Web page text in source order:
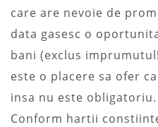
care are nevoie de
data gasesc o
bani (exclus
este o placere sa ofer
insa nu este obligatoriu.
Conform hartii